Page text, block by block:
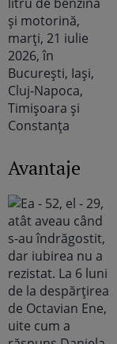
Avantaje